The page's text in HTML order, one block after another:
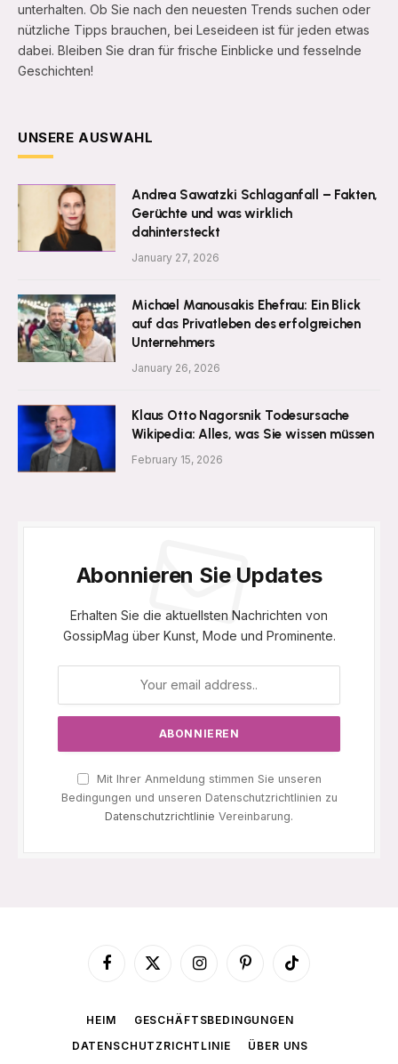
unterhalten. Ob Sie nach den neuesten Trends suchen oder
nützliche Tipps brauchen, bei Leseideen ist für jeden etwas
dabei. Bleiben Sie dran für frische Einblicke und fesselnde
Geschichten!
UNSERE AUSWAHL
Andrea Sawatzki Schlaganfall – Fakten,
Gerüchte und was wirklich
dahintersteckt
January 27, 2026
Michael Manousakis Ehefrau: Ein Blick
auf das Privatleben des erfolgreichen
Unternehmers
January 26, 2026
Klaus Otto Nagorsnik Todesursache
Wikipedia: Alles, was Sie wissen müssen
February 15, 2026
Abonnieren Sie Updates
Erhalten Sie die aktuellsten Nachrichten von
GossipMag über Kunst, Mode und Prominente.
Mit Ihrer Anmeldung stimmen Sie unseren
Bedingungen und unseren Datenschutzrichtlinien zu
Datenschutzrichtlinie Vereinbarung.
Facebook
X
InstagramPinterestTikTok
HEIM
GESCHÄFTSBEDINGUNGEN
DATENSCHUTZRICHTLINIE
ÜBER UNS